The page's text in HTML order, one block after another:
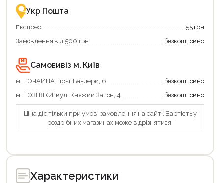
зручно
та
вигідно!
державною
підтримкою!
Укр Пошта
Експрес
55 грн
Замовлення від 500 грн
безкоштовно
Самовивіз м. Київ
м. ПОЧАЙНА, пр-т Бандери, 6
безкоштовно
м. ПОЗНЯКИ, вул. Княжий Затон, 4
безкоштовно
Ціна діє тільки при умові замовлення на сайті. Вартість у
роздрібних магазинах може відрізнятися.
Характеристики
Оформити замовлення